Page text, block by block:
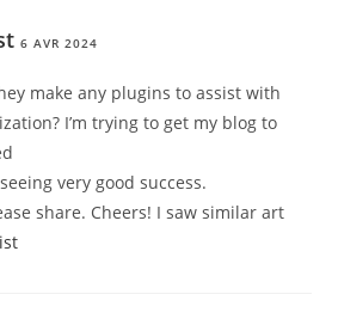
6 AVR 2024
make any plugins to assist with
I’m trying to get my blog to
very good success.
share. Cheers! I saw similar art